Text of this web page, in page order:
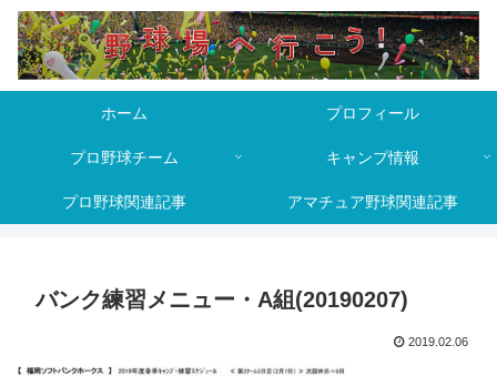
ホーム プロフィール
プロ野球チーム キャンプ情報
プロ野球関連記事 アマチュア野球関連記事
バンク練習メニュー・A組(20190207)
2019.02.06